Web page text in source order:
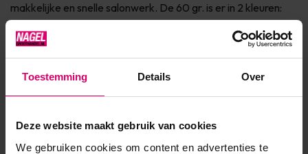
Toestemming Details Over
Deze website maakt gebruik van cookies
We gebruiken cookies om content en advertenties te
makkelijke en snelle salonwerk. De 60 gr. is er in 2 kleuren:
Clear en Cover Pink. – Acryl-gel builder product– Stevige
structuur, geen hittevorming in de lamp– Tijdens het scul...
Toon meer
Product specificaties